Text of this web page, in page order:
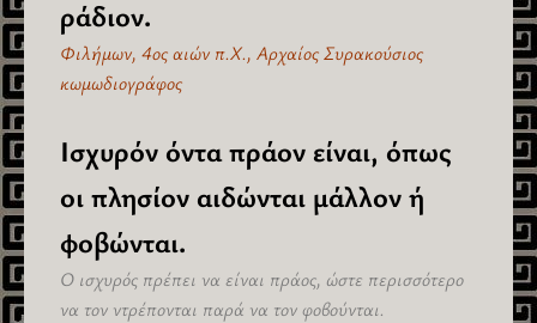
ράδιον.
Φιλήμων, 4ος αιών π.Χ., Αρχαίος Συρακούσιος
κωμωδιογράφος
Ισχυρόν όντα πράον είναι, όπως
οι πλησίον αιδώνται μάλλον ή
φοβώνται.
Ο ισχυρός πρέπει να είναι πράος, ώστε περισσότερο
να τον ντρέπονται παρά να τον φοβούνται.